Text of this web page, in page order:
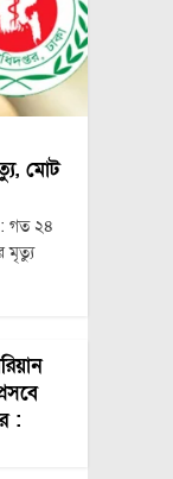
মোট
: গত ২৪
মৃত্যু
: